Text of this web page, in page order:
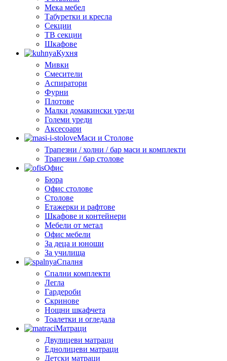
Мека мебел
Табуретки и кресла
Секции
ТВ секции
Шкафове
Кухня
Мивки
Смесители
Аспиратори
Фурни
Плотове
Малки домакински уреди
Големи уреди
Аксесоари
Маси и Столове
Трапезни / холни / бар маси и комплекти
Трапезни / бар столове
Офис
Бюра
Офис столове
Столове
Етажерки и рафтове
Шкафове и контейнери
Мебели от метал
Офис мебели
За деца и юноши
За училища
Спалня
Спални комплекти
Легла
Гардероби
Скринове
Нощни шкафчета
Тоалетки и огледала
Матраци
Двулицеви матраци
Еднолицеви матраци
Детски матраци